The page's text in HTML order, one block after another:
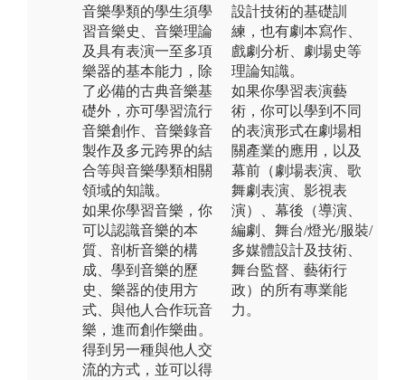
音樂學類的學生須學
習音樂史、音樂理論
及具有表演一至多項
樂器的基本能力，除
了必備的古典音樂基
礎外，亦可學習流行
音樂創作、音樂錄音
製作及多元跨界的結
合等與音樂學類相關
領域的知識。
如果你學習音樂，你
可以認識音樂的本
質、剖析音樂的構
成、學到音樂的歷
史、樂器的使用方
式、與他人合作玩音
樂，進而創作樂曲。
得到另一種與他人交
流的方式，並可以得
設計技術的基礎訓
練，也有劇本寫作、
戲劇分析、劇場史等
理論知識。
如果你學習表演藝
術，你可以學到不同
的表演形式在劇場相
關產業的應用，以及
幕前（劇場表演、歌
舞劇表演、影視表
演）、幕後（導演、
編劇、舞台/燈光/服裝/
多媒體設計及技術、
舞台監督、藝術行
政）的所有專業能
力。